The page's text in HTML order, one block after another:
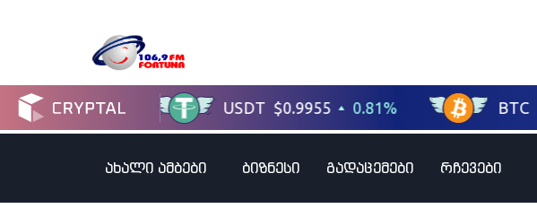
ახალი ამბები ბიზნესი გადაცემები რჩევები